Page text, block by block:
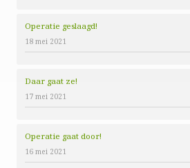
Operatie geslaagd!
18 mei 2021
Daar gaat ze!
17 mei 2021
Operatie gaat door!
16 mei 2021